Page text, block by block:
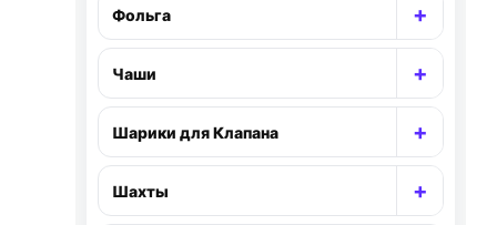
Фольга +
Чаши +
Шарики для Клапана +
Шахты +